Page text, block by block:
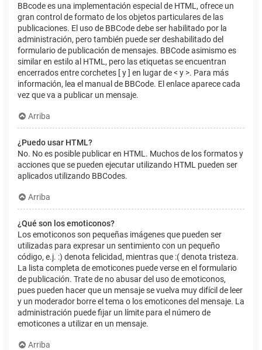
BBcode es una implementación especial de HTML, ofrece un
gran control de formato de los objetos particulares de las
publicaciones. El uso de BBCode debe ser habilitado por la
administración, pero también puede ser deshabilitado del
formulario de publicación de mensajes. BBCode asimismo es
similar en estilo al HTML, pero las etiquetas se encuentran
encerrados entre corchetes [ y ] en lugar de < y >. Para más
información, lea el manual de BBCode. El enlace aparece cada
vez que va a publicar un mensaje.
Arriba
¿Puedo usar HTML?
No. No es posible publicar en HTML. Muchos de los formatos y
acciones que se pueden ejecutar utilizando HTML pueden ser
aplicados utilizando BBCodes.
Arriba
¿Qué son los emoticonos?
Los emoticonos son pequeñas imágenes que pueden ser
utilizadas para expresar un sentimiento con un pequeño
código, e.j. :) denota felicidad, mientras que :( denota tristeza.
La lista completa de emoticones puede verse en el formulario
de publicación. Trate de no abusar del uso de emoticonos,
pues pueden hacer que un mensaje se vuelva muy difícil de leer
y un moderador borre el tema o los emoticones del mensaje. La
administración puede fijar un límite para el número de
emoticones a utilizar en un mensaje.
Arriba